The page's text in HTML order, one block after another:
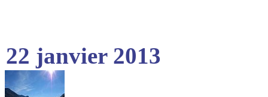
22 janvier 2013